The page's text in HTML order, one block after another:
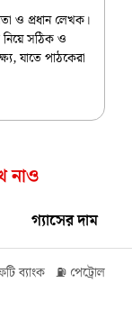
ও প্রধান লেখক।
নিয়ে সঠিক ও
যাতে পাঠকেরা
নাও
গ্যাসের দাম
ব্যাংক ⛽ পেট্রোল